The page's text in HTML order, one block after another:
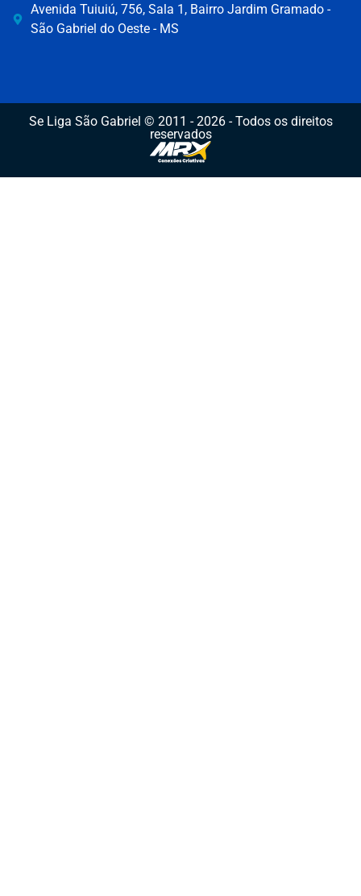
Avenida Tuiuiú, 756, Sala 1, Bairro Jardim Gramado -
São Gabriel do Oeste - MS
Se Liga São Gabriel © 2011 - 2026 - Todos os direitos
reservados